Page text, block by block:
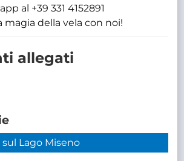
al +39 331 4152891
magia della vela con noi!
allegati
sul Lago Miseno